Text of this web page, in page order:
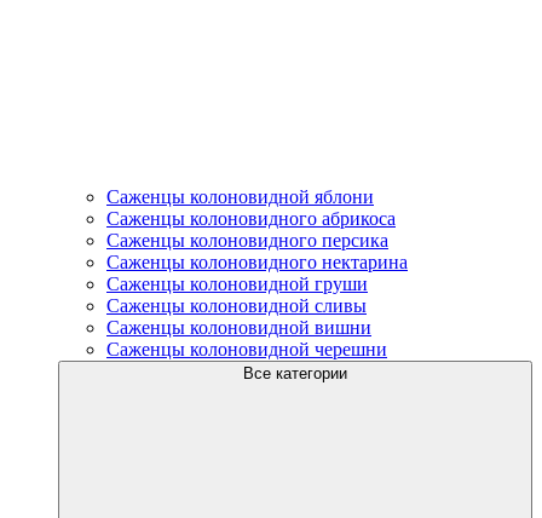
Саженцы колоновидной яблони
Саженцы колоновидного абрикоса
Саженцы колоновидного персика
Саженцы колоновидного нектарина
Саженцы колоновидной груши
Саженцы колоновидной сливы
Саженцы колоновидной вишни
Саженцы колоновидной черешни
Все категории